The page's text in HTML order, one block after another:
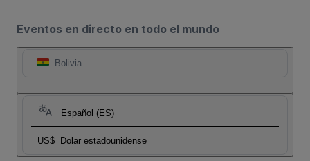
Eventos en directo en todo el mundo
Bolivia
Español (ES)
US$ Dolar estadounidense